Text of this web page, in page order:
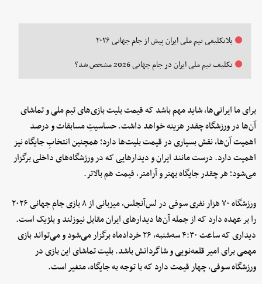
بلاتکلیفی تیم ملی ایران پیش از جام جهانی ۲۰۲۶
تکلیف تیم ملی ایران در جام جهانی 2026 مشخص شد؟
برای ما ایرانی‌ها، شاید مهم باشد که قیمت بلیت بازی‌های تیم ملی و تماشای
آن‌ها در ورزشگاه چقدر هزینه خواهد داشت. حساسیتِ مسابقات و درصد
اهمیت آن‌ها، نقش بسیاری در قیمت بلیت‌ها دارد؛ همچنین انتخابِ جایگاه نیز
اهمیت دارد. درست مانند ایران و دیدارهایی که در ورزشگاه‌های داخلی برگزار
می‌شود؛ هر چقدر جایگاه بهتر و آرامتر، قیمت هم بالاتر.
ورزشگاه ۷۰ هزار نفری سوفی در لس‌آنجلس، میزبانی از ۸ بازی جام جهانی ۲۰۲۶
را بر عهده دارد که از جمله آن‌ها دیدارهای ایران مقابل نیوزلند و بلژیک است.
دیداری که ساعت ۴:۳۰ سه‌شنبه، ۲۶ خردادماه برگزار می‌شود و می‌تواند بازی
مهمی برای امیر قلعه‌نویی و شاگردانش باشد. بلیت تماشای این بازی در
ورزشگاه سوفی، چهار قیمت دارد که با توجه به جایگاه، متغیر است.